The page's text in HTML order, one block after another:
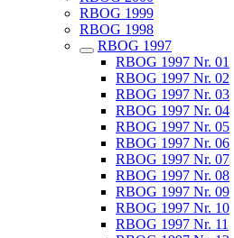
RBOG 1999
RBOG 1998
RBOG 1997
RBOG 1997 Nr. 01
RBOG 1997 Nr. 02
RBOG 1997 Nr. 03
RBOG 1997 Nr. 04
RBOG 1997 Nr. 05
RBOG 1997 Nr. 06
RBOG 1997 Nr. 07
RBOG 1997 Nr. 08
RBOG 1997 Nr. 09
RBOG 1997 Nr. 10
RBOG 1997 Nr. 11